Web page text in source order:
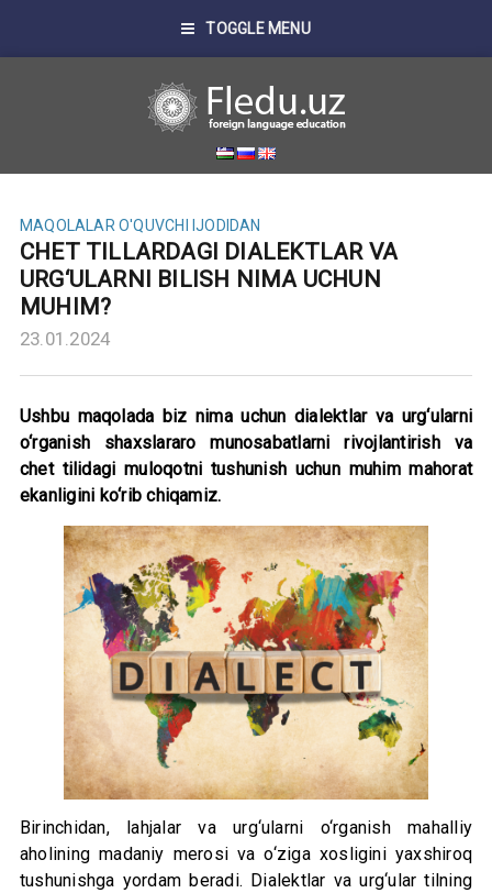
TOGGLE MENU
MAQOLALAR O'QUVCHI IJODIDAN
CHET TILLARDAGI DIALEKTLAR VA
URG‘ULARNI BILISH NIMA UCHUN
MUHIM?
23.01.2024
Ushbu maqolada biz nima uchun dialektlar va urg‘ularni
o‘rganish shaxslararo munosabatlarni rivojlantirish va
chet tilidagi muloqotni tushunish uchun muhim mahorat
ekanligini ko‘rib chiqamiz.
Birinchidan, lahjalar va urg‘ularni o‘rganish mahalliy
aholining madaniy merosi va o‘ziga xosligini yaxshiroq
tushunishga yordam beradi. Dialektlar va urg‘ular tilning